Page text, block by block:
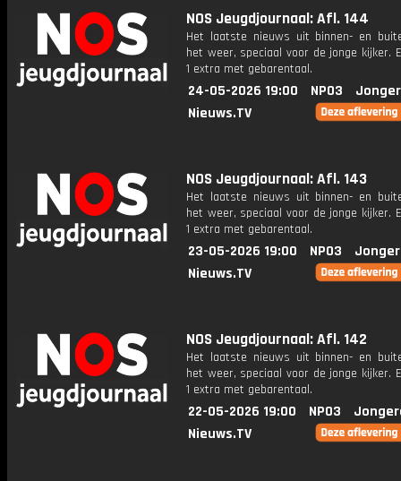
NOS Jeugdjournaal: Afl. 144
Het laatste nieuws uit binnen- en
het weer, speciaal voor de jonge kijker.
1 extra met gebarentaal.
24-05-2026 19:00 NPO3
Nieuws.TV
NOS Jeugdjournaal: Afl. 143
Het laatste nieuws uit binnen- en
het weer, speciaal voor de jonge kijker.
1 extra met gebarentaal.
23-05-2026 19:00 NPO3
Nieuws.TV
NOS Jeugdjournaal: Afl. 142
Het laatste nieuws uit binnen- en
het weer, speciaal voor de jonge kijker.
1 extra met gebarentaal.
22-05-2026 19:00 NPO3
Nieuws.TV